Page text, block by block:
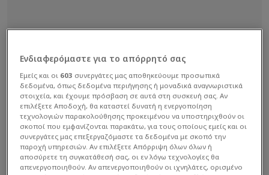
Ενδιαφερόμαστε για το απόρρητό σας
Εμείς και οι 603 συνεργάτες μας αποθηκεύουμε προσωπικά
δεδομένα, όπως δεδομένα περιήγησης ή μοναδικά αναγνωριστικά
στοιχεία, και έχουμε πρόσβαση σε αυτά στη συσκευή σας. Αν
επιλέξετε Αποδοχή, θα καταστεί δυνατή η ενεργοποίηση
τεχνολογιών παρακολούθησης προκειμένου να υποστηριχθούν οι
σκοποί που εμφανίζονται παρακάτω, για τους οποίους εμείς και οι
συνεργάτες μας επεξεργαζόμαστε τα δεδομένα με σκοπό την
παροχή υπηρεσιών. Αν επιλέξετε Απόρριψη όλων όλων ή
αποσύρετε τη συγκατάθεσή σας, οι εν λόγω τεχνολογίες θα
απενεργοποιηθούν. Αν απενεργοποιηθούν οι ιχνηλάτες, ορισμένο